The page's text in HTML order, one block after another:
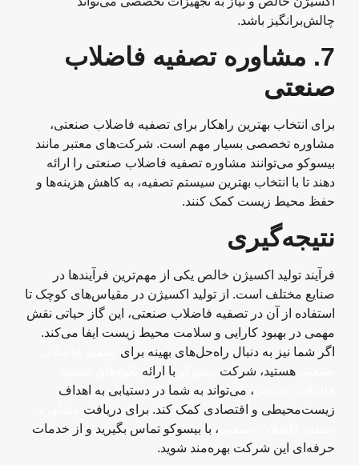
چالش‌برانگیز باشد.
7.
مشاوره تصفیه فاضلاب
صنعتی
برای انتخاب بهترین راهکار برای تصفیه فاضلاب صنعتی،
مشاوره تخصصی بسیار مهم است. شرکت‌های معتبر مانند
بیسوکو می‌توانند مشاوره تصفیه فاضلاب صنعتی را ارائه
دهند تا با انتخاب بهترین سیستم تصفیه، به کاهش هزینه‌ها و
حفظ محیط زیست کمک کنند.
نتیجه‌گیری
فرآیند تولید اکسیژن خالص یکی از مهم‌ترین فرآیندها در
صنایع مختلف است. از تولید اکسیژن در مقیاس‌های کوچک تا
استفاده از آن در تصفیه فاضلاب صنعتی، این گاز حیاتی نقش
مهمی در بهبود کارایی و سلامت محیط زیست ایفا می‌کند.
اگر شما نیز به دنبال راه‌حل‌های بهینه برای
هستید، شرکت با ارائه
، می‌تواند به شما در دستیابی به اهداف
زیست‌محیطی و اقتصادی کمک کند. برای دریافت
، با بیسوکو تماس بگیرید و از خدمات
حرفه‌ای این شرکت بهره‌مند شوید.